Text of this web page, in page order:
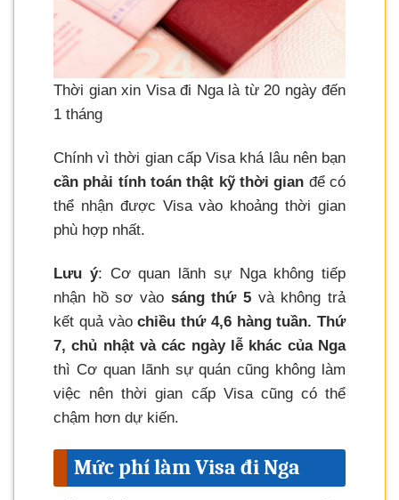
Thời gian xin Visa đi Nga là từ 20 ngày đến
1 tháng
Chính vì thời gian cấp Visa khá lâu nên bạn
cần phải tính toán thật kỹ thời gian để có
thể nhận được Visa vào khoảng thời gian
phù hợp nhất.
Lưu ý: Cơ quan lãnh sự Nga không tiếp
nhận hồ sơ vào sáng thứ 5 và không trả
kết quả vàochiều thứ 4,6 hàng tuần. Thứ
7, chủ nhật và các ngày lễ khác của Nga
thì Cơ quan lãnh sự quán cũng không làm
việc nên thời gian cấp Visa cũng có thể
chậm hơn dự kiến.
Mức phí làm Visa đi Nga